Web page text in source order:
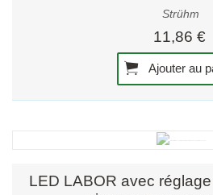
Strühm
11,86 €
Ajouter au
LED LABOR avec